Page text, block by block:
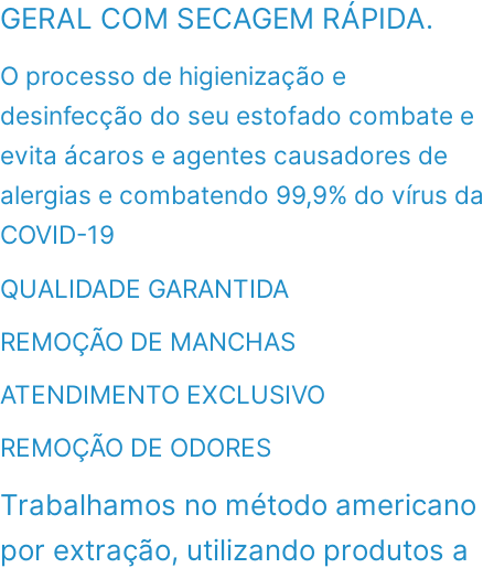
GERAL COM SECAGEM RÁPIDA.
O processo de higienização e
desinfecção do seu estofado combate e
evita ácaros e agentes causadores de
alergias e combatendo 99,9% do vírus da
COVID-19
QUALIDADE GARANTIDA
REMOÇÃO DE MANCHAS
ATENDIMENTO EXCLUSIVO
REMOÇÃO DE ODORES
Trabalhamos no método americano
por extração, utilizando produtos a